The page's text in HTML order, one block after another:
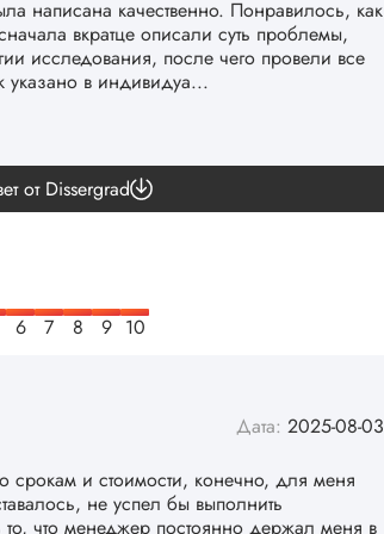
написана качественно. Понравилось, как
вкратце описали суть проблемы,
исследования, после чего провели все
указано в индивидуа...
команде. 👏
от Dissergrad
Дата: 2025-08-03
срокам и стоимости, конечно, для меня
не успел бы выполнить
что менеджер постоянно держал меня в